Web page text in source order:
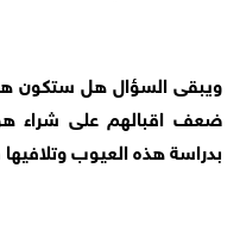
ويبقى السؤال هل ستكون
ضعف اقبالهم على شراء
بدراسة هذه العيوب